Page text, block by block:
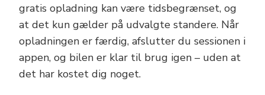
gratis opladning kan være tidsbegrænset, og
at det kun gælder på udvalgte standere. Når
opladningen er færdig, afslutter du sessionen i
appen, og bilen er klar til brug igen – uden at
det har kostet dig noget.